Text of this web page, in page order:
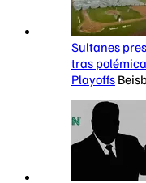
Sultanes
tras
Playoffs